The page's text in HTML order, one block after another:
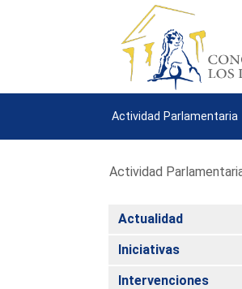
Actividad Parlamentaria
Actividad
Actualidad
Iniciativas
Intervenciones